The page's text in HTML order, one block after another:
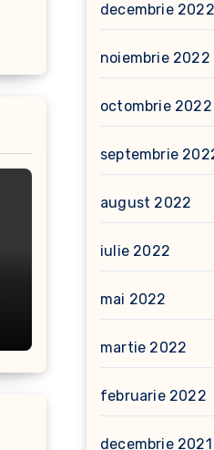
decembrie 2022
noiembrie 2022
octombrie 2022
septembrie
august 2022
iulie 2022
mai 2022
martie 2022
februarie 2022
decembrie 2021